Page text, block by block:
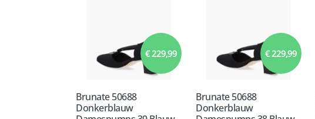
€ 229,99
Brunate 50688
Donkerblauw
€ 229,99
Brunate 50688
Donkerblauw